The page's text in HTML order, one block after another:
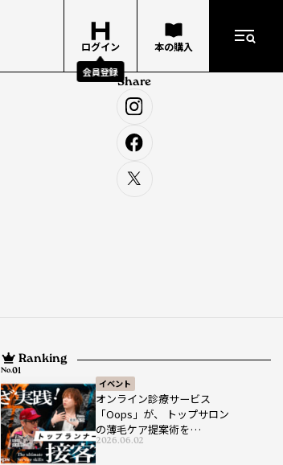
ログイン
会員登録
本の購入
Share
Ranking
イベント
オンライン診療サービス
「Oops」が、 トップサロン
の薄毛ケア提案術を
HAIRCAMPで公開！
2026.06.02
No.